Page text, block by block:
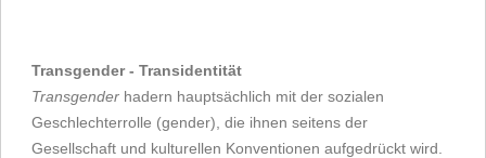
Transgender - Transidentität
Transgender hadern hauptsächlich mit der sozialen
Geschlechterrolle (gender), die ihnen seitens der
Gesellschaft und kulturellen Konventionen aufgedrückt wird.